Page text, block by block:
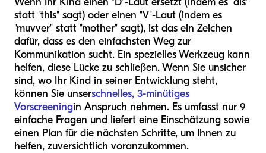
statt "this" sagt) oder einen "V"-Laut (indem es
"muvver" statt "mother" sagt), ist das ein Zeichen
dafür, dass es den einfachsten Weg zur
Kommunikation sucht. Ein spezielles Werkzeug kann
helfen, diese Lücke zu schließen. Wenn Sie unsicher
sind, wo Ihr Kind in seiner Entwicklung steht,
können Sie unserschnelles, 3-minütiges
Vorscreeningin Anspruch nehmen. Es umfasst nur 9
einfache Fragen und liefert eine Einschätzung sowie
einen Plan für die nächsten Schritte, um Ihnen zu
helfen, zuversichtlich voranzukommen.